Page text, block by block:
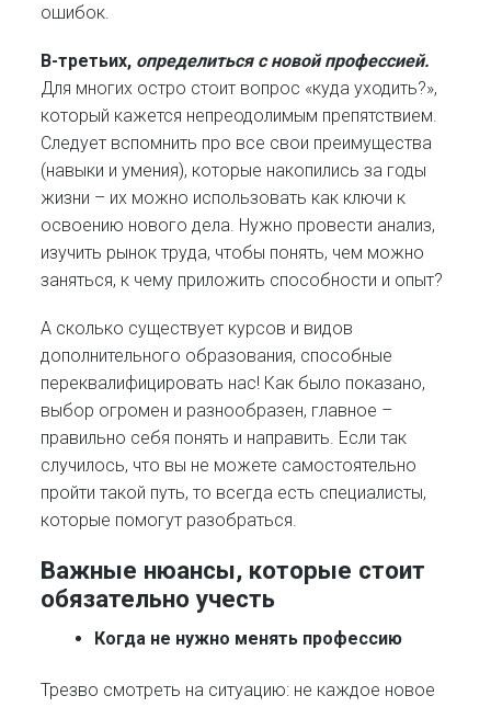
ошибок.
В-третьих, определиться с новой профессией.
Для многих остро стоит вопрос «куда уходить?»,
который кажется непреодолимым препятствием.
Следует вспомнить про все свои преимущества
(навыки и умения), которые накопились за годы
жизни – их можно использовать как ключи к
освоению нового дела. Нужно провести анализ,
изучить рынок труда, чтобы понять, чем можно
заняться, к чему приложить способности и опыт?
А сколько существует курсов и видов
дополнительного образования, способные
переквалифицировать нас! Как было показано,
выбор огромен и разнообразен, главное –
правильно себя понять и направить. Если так
случилось, что вы не можете самостоятельно
пройти такой путь, то всегда есть специалисты,
которые помогут разобраться.
Важные нюансы, которые стоит
обязательно учесть
Когда не нужно менять профессию
Трезво смотреть на ситуацию: не каждое новое